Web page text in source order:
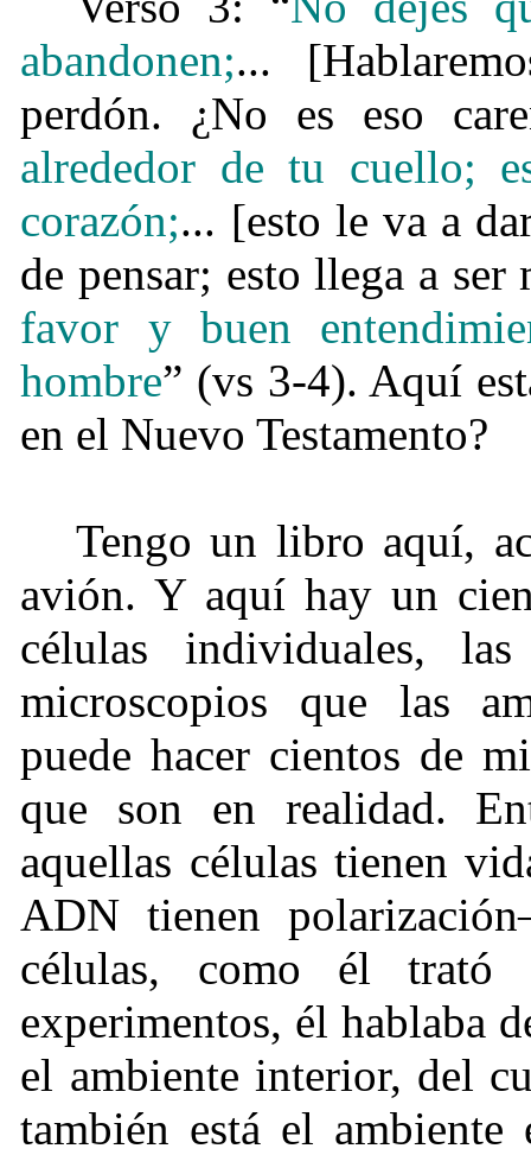
abandonen;...
perdón. ¿No es eso
alrededor de tu cuello;
corazón;... [esto le va a
de pensar; esto llega a
favor y buen
hombre” (vs 3-4). Aquí
en el Nuevo Testamento?
Tengo un libro aquí,
avión. Y aquí hay un
células individuales,
microscopios que las
puede hacer cientos de
que son en realidad.
aquellas células tienen
ADN tienen
células, como él trató
experimentos, él hablaba
el ambiente interior, del
también está el